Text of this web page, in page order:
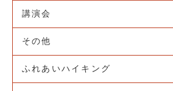
講演会
その他
ふれあいハイキング